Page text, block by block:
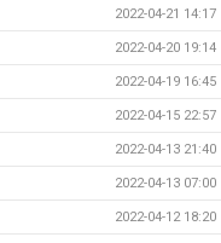
2022-04-21 14:17
2022-04-20 19:14
2022-04-19 16:45
2022-04-15 22:57
2022-04-13 21:40
2022-04-13 07:00
2022-04-12 18:20